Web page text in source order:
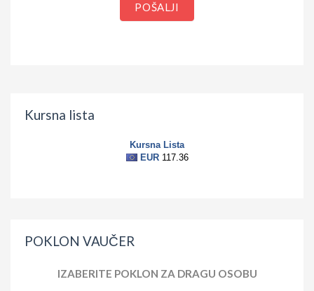
POŠALJI
Kursna lista
POKLON VAUČER
IZABERITE POKLON ZA DRAGU OSOBU